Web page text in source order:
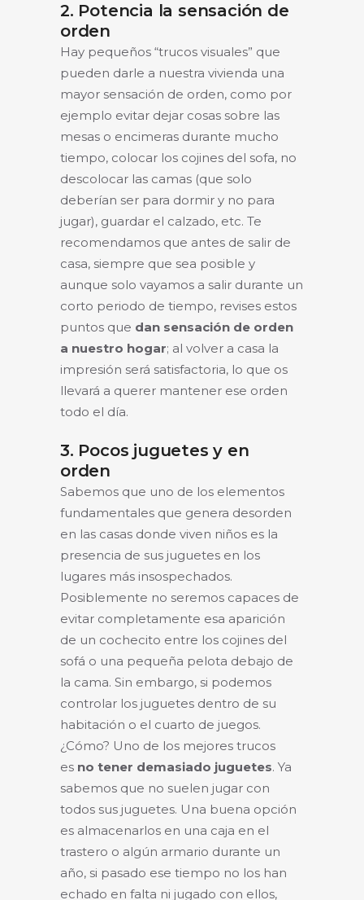
2. Potencia la sensación de
orden
Hay pequeños “trucos visuales” que
pueden darle a nuestra vivienda una
mayor sensación de orden, como por
ejemplo evitar dejar cosas sobre las
mesas o encimeras durante mucho
tiempo, colocar los cojines del sofa, no
descolocar las camas (que solo
deberían ser para dormir y no para
jugar), guardar el calzado, etc. Te
recomendamos que antes de salir de
casa, siempre que sea posible y
aunque solo vayamos a salir durante un
corto periodo de tiempo, revises estos
puntos que dan sensación de orden
a nuestro hogar; al volver a casa la
impresión será satisfactoria, lo que os
llevará a querer mantener ese orden
todo el día.
3. Pocos juguetes y en
orden
Sabemos que uno de los elementos
fundamentales que genera desorden
en las casas donde viven niños es la
presencia de sus juguetes en los
lugares más insospechados.
Posiblemente no seremos capaces de
evitar completamente esa aparición
de un cochecito entre los cojines del
sofá o una pequeña pelota debajo de
la cama. Sin embargo, si podemos
controlar los juguetes dentro de su
habitación o el cuarto de juegos.
¿Cómo? Uno de los mejores trucos
es no tener demasiado juguetes. Ya
sabemos que no suelen jugar con
todos sus juguetes. Una buena opción
es almacenarlos en una caja en el
trastero o algún armario durante un
año, si pasado ese tiempo no los han
echado en falta ni jugado con ellos,